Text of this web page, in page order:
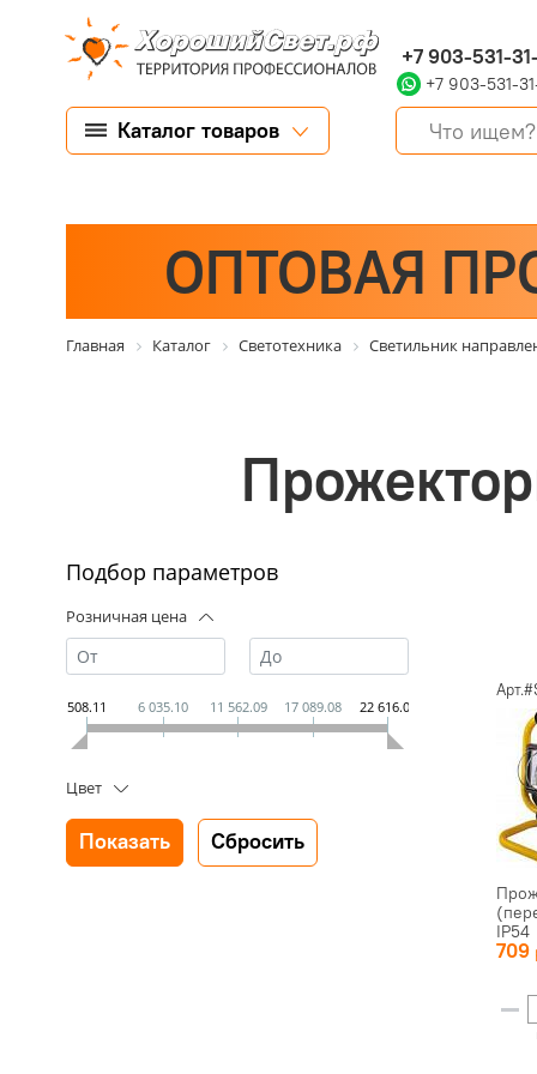
+7 903-531-
+7 903-531-
Каталог товаров
ОПТОВАЯ
Главная Каталог Светотехника Светильник
Подбор параметров
Розничная цена
508.11 6 035.10 11 562.09 17 089.08 22 616.07
Цвет
IP54
709